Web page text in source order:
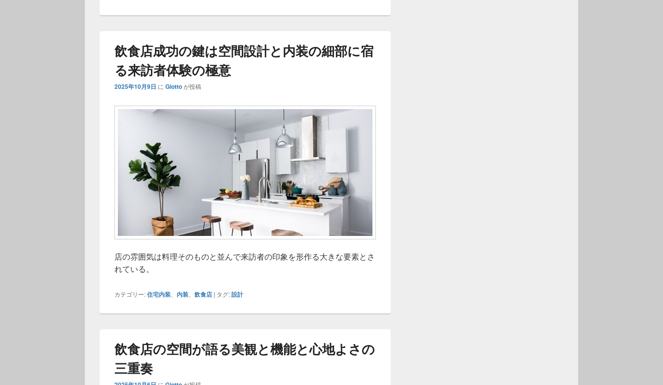
飲食店成功の鍵は空間設計と内装の細部に宿
る来訪者体験の極意
2025年10月9日 に Giottoが投稿
店の雰囲気は料理そのものと並んで来訪者の印象を形作る大きな要素とさ
れている。
カテゴリー:住宅内装 内装 飲食店 | タグ:設計
飲食店の空間が語る美観と機能と心地よさの
三重奏